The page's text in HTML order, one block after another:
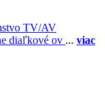
TV/AV
diaľkové ov ... viac